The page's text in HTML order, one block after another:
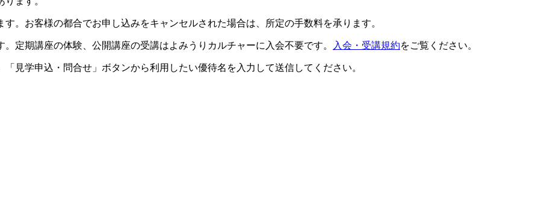
。お客様の都合でお申し込みをキャンセルされた場合は、所定の手数料を承ります。
定期講座の体験、公開講座の受講はよみうりカルチャーに入会不要です。 入会・受講規約をご覧ください。
見学申込・問合せ」ボタンから利用したい優待名を入力して送信してください。